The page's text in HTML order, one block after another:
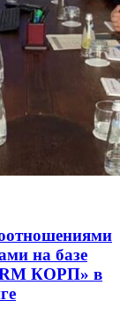
на базе
КОРП» в